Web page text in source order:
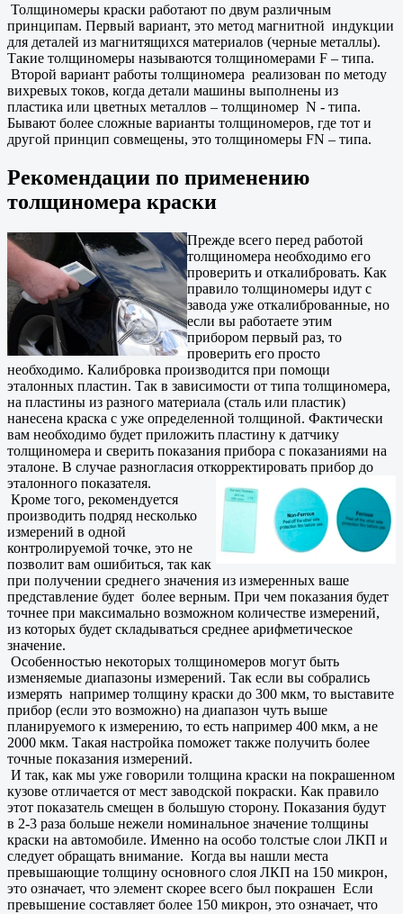
Толщиномеры краски работают по двум различным
принципам. Первый вариант, это метод магнитной индукции
для деталей из магнитящихся материалов (черные металлы).
Такие толщиномеры называются толщиномерами F – типа.
Второй вариант работы толщиномера реализован по методу
вихревых токов, когда детали машины выполнены из
пластика или цветных металлов – толщиномер N - типа.
Бывают более сложные варианты толщиномеров, где тот и
другой принцип совмещены, это толщиномеры FN – типа.
Рекомендации по применению
толщиномера краски
Прежде всего перед работой
толщиномера необходимо его
проверить и откалибровать. Как
правило толщиномеры идут с
завода уже откалиброванные, но
если вы работаете этим
прибором первый раз, то
проверить его просто
необходимо. Калибровка производится при помощи
эталонных пластин. Так в зависимости от типа толщиномера,
на пластины из разного материала (сталь или пластик)
нанесена краска с уже определенной толщиной. Фактически
вам необходимо будет приложить пластину к датчику
толщиномера и сверить показания прибора с показаниями на
эталоне. В случае разногласия откорректировать прибор до
эталонного показателя.
Кроме того, рекомендуется
производить подряд несколько
измерений в одной
контролируемой точке, это не
позволит вам ошибиться, так как
при получении среднего значения из измеренных ваше
представление будет более верным. При чем показания будет
точнее при максимально возможном количестве измерений,
из которых будет складываться среднее арифметическое
значение.
Особенностью некоторых толщиномеров могут быть
изменяемые диапазоны измерений. Так если вы собрались
измерять например толщину краски до 300 мкм, то выставите
прибор (если это возможно) на диапазон чуть выше
планируемого к измерению, то есть например 400 мкм, а не
2000 мкм. Такая настройка поможет также получить более
точные показания измерений.
И так, как мы уже говорили толщина краски на покрашенном
кузове отличается от мест заводской покраски. Как правило
этот показатель смещен в большую сторону. Показания будут
в 2-3 раза больше нежели номинальное значение толщины
краски на автомобиле. Именно на особо толстые слои ЛКП и
следует обращать внимание. Когда вы нашли места
превышающие толщину основного слоя ЛКП на 150 микрон,
это означает, что элемент скорее всего был покрашен Если
превышение составляет более 150 микрон, это означает, что